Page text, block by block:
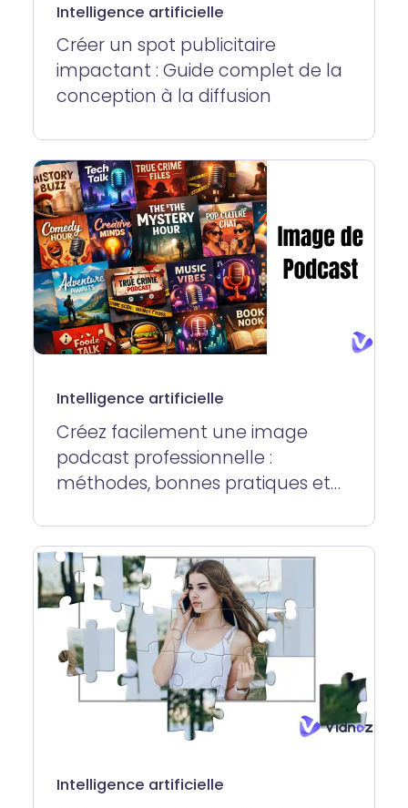
Intelligence artificielle
Créer un spot publicitaire
impactant : Guide complet de la
conception à la diffusion
Intelligence artificielle
Créez facilement une image
podcast professionnelle :
méthodes, bonnes pratiques et
Intelligence artificielle